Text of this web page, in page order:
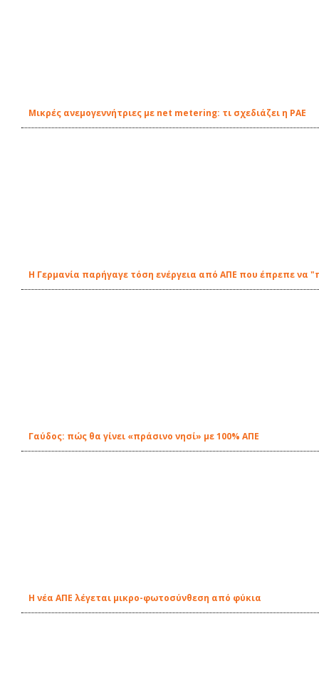
Μικρές ανεμογεννήτριες με net metering: τι σχεδιάζει η ΡΑΕ
Η Γερμανία παρήγαγε τόση ενέργεια από ΑΠΕ που έπρεπε να
Γαύδος: πώς θα γίνει «πράσινο νησί» με 100% ΑΠΕ
Η νέα ΑΠΕ λέγεται μικρο-φωτοσύνθεση από φύκια